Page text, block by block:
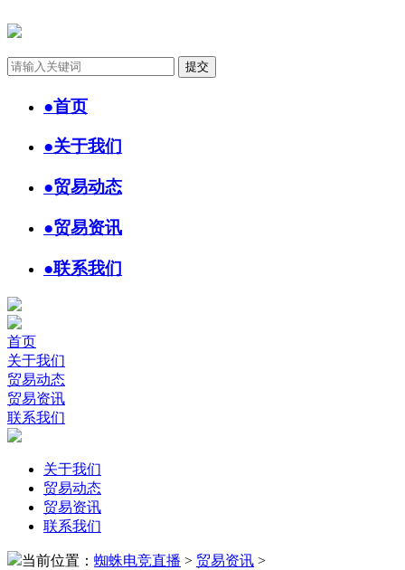
●首页
●关于我们
●贸易动态
●贸易资讯
●联系我们
首页
关于我们
贸易动态
贸易资讯
联系我们
关于我们
贸易动态
贸易资讯
联系我们
当前位置： 蜘蛛电竞直播 > 贸易资讯 >